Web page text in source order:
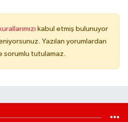
kabul etmiş bulunuyor
Yazılan yorumlardan
sorumlu tutulamaz.